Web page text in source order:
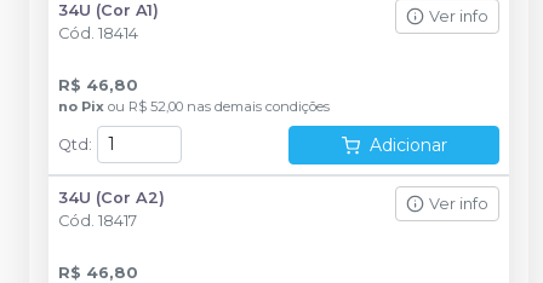
34U (Cor A1)
Cód. 18414
Ver info
R$ 46,80
no Pix ou R$ 52,00 nas demais condições
Qtd : Adicionar
34U (Cor A2)
Cód. 18417
Ver info
R$ 46,80